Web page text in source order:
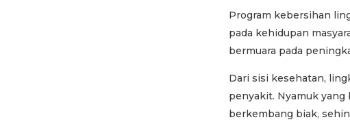
Program kebersihan
pada kehidupan
bermuara pada
Dari sisi kesehatan,
penyakit. Nyamuk
berkembang biak,